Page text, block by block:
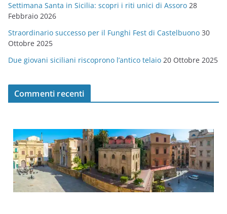
Settimana Santa in Sicilia: scopri i riti unici di Assoro 28
Febbraio 2026
Straordinario successo per il Funghi Fest di Castelbuono 30
Ottobre 2025
Due giovani siciliani riscoprono l’antico telaio 20 Ottobre 2025
Commenti recenti